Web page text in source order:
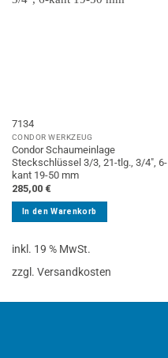
7134
CONDOR WERKZEUG
Condor Schaumeinlage
Steckschlüssel 3/3, 21-tlg., 3/4″, 6-
kant 19-50 mm
285,00 €
In den Warenkorb
inkl. 19 % MwSt.
zzgl. Versandkosten